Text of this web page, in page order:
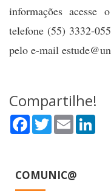
informações acesse o
telefone (55) 3332-
pelo e-mail
Compartilhe!
Facebook
TwitterEmail
COMUNIC@